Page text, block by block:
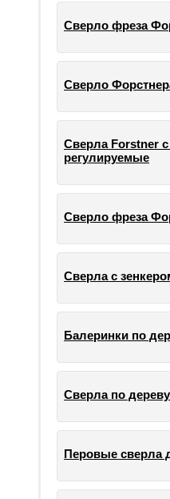
Сверло фреза
Сверло
Сверла Forstner
регулируемые
Сверло фреза
Сверла с
Балеринки по
Сверла по
Перовые сверла